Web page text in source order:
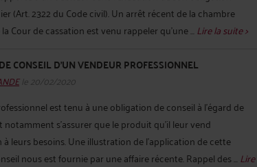
(Art. 2322 du Code civil). Un arrêt récent de la chambre
Cour de cassation est venu rappeler qu’une ...Lire la suite >
CONSEIL D’UN VENDEUR PROFESSIONNEL
le 20/02/2020
est tenu à une obligation de conseil à l’égard de
notamment s’assurer que le produit qu’il leur vend
leurs besoins. Une illustration de l’application de cette
nous est fournie par une affaire récente. Rappel des ...Lire